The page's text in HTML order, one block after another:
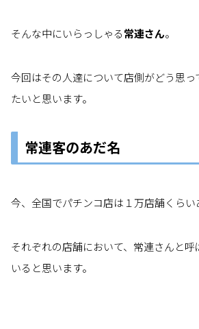
そんな中にいらっしゃる常連さん。
今回はその人達について店側がどう思っ
たいと思います。
常連客のあだ名
今、全国でパチンコ店は１万店舗くらい
それぞれの店舗において、常連さんと
いると思います。